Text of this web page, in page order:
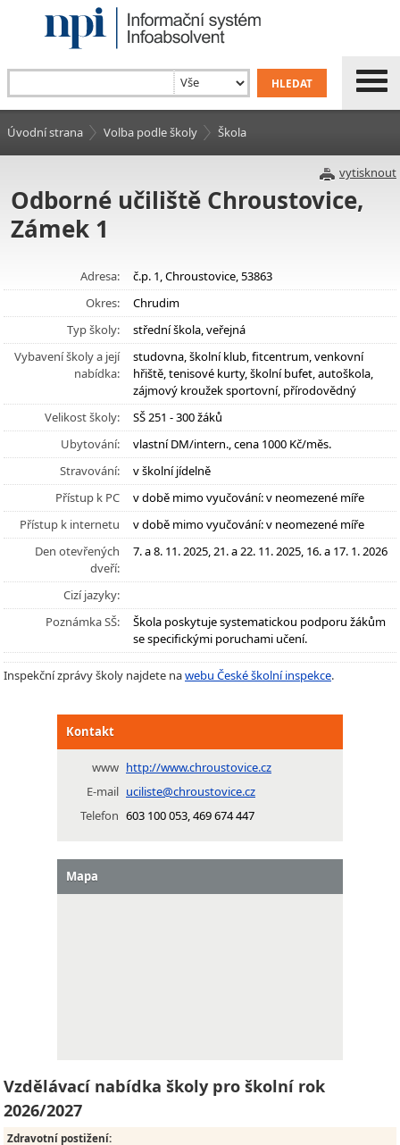
Úvodní strana Volba podle školy Škola
vytisknout
Odborné učiliště Chroustovice,
Zámek 1
Adresa:
č.p. 1, Chroustovice, 53863
Okres:
Chrudim
Typ školy:
střední škola, veřejná
Vybavení školy a její
nabídka:
studovna, školní klub, fitcentrum, venkovní
hřiště, tenisové kurty, školní bufet, autoškola,
zájmový kroužek sportovní, přírodovědný
Velikost školy:
SŠ 251 - 300 žáků
Ubytování:
vlastní DM/intern., cena 1000 Kč/měs.
Stravování:
v školní jídelně
Přístup k PC
v době mimo vyučování: v neomezené míře
Přístup k internetu
v době mimo vyučování: v neomezené míře
Den otevřených
dveří:
7. a 8. 11. 2025, 21. a 22. 11. 2025, 16. a 17. 1. 2026
Cizí jazyky:
Poznámka SŠ:
Škola poskytuje systematickou podporu žákům
se specifickými poruchami učení.
Inspekční zprávy školy najdete nawebu České školní inspekce.
Kontakt
www http://www.chroustovice.cz
E-mail uciliste@chroustovice.cz
Telefon 603 100 053, 469 674 447
Mapa
Vzdělávací nabídka školy pro školní rok
2026/2027
Zdravotní postižení: